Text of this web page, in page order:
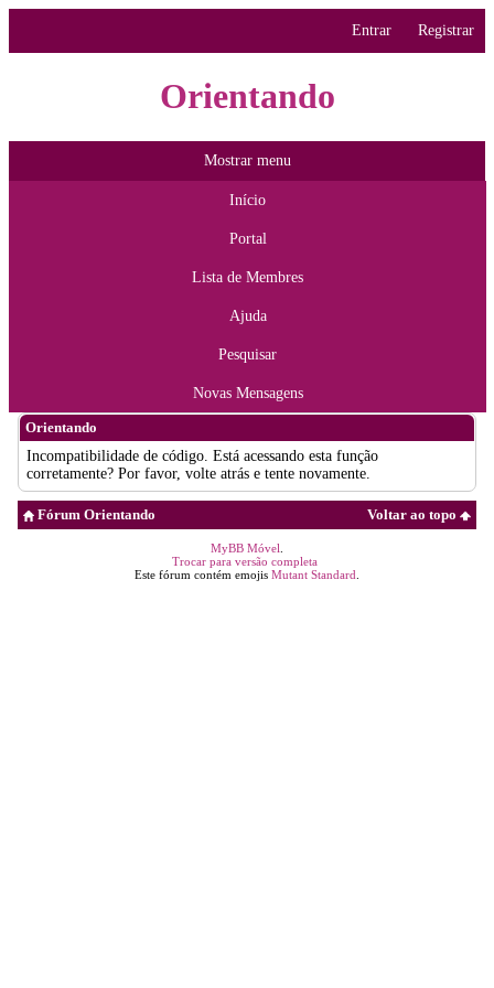
Entrar Registrar
Orientando
Mostrar menu
Início
Portal
Lista de Membres
Ajuda
Pesquisar
Novas Mensagens
Orientando
Incompatibilidade de código. Está acessando esta função
corretamente? Por favor, volte atrás e tente novamente.
Voltar ao topo
Fórum Orientando
MyBB Móvel
Trocar para versão completa
Este fórum contém emojis Mutant Standard